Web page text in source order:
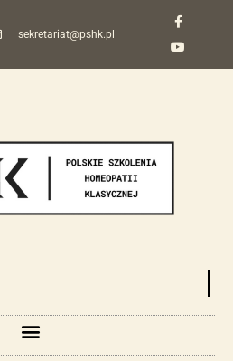
sekretariat@pshk.pl